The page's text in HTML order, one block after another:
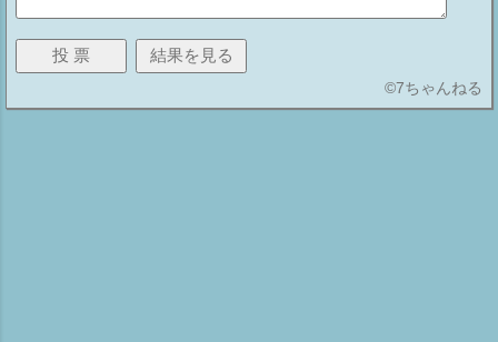
©7ちゃんねる